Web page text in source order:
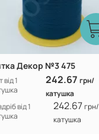
Декор №3 475
від 1
242.67грн/
катушка
від 1
242.67грн/
катушка